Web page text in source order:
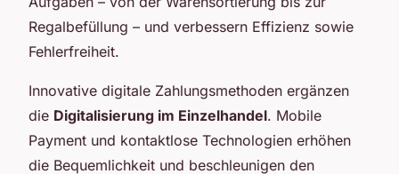
Regalbefüllung – und verbessern Effizienz sowie
Fehlerfreiheit.
Innovative digitale Zahlungsmethoden ergänzen
die Digitalisierung im Einzelhandel. Mobile
Payment und kontaktlose Technologien erhöhen
die Bequemlichkeit und beschleunigen den